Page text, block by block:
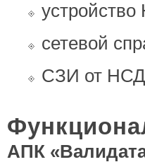
сетевой
СЗИ от
АПК